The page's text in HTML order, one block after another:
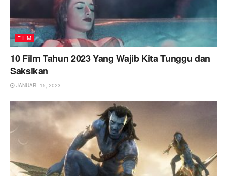
FILM
10 Film Tahun 2023 Yang Wajib Kita Tunggu dan
Saksikan
JANUARI 15, 2023